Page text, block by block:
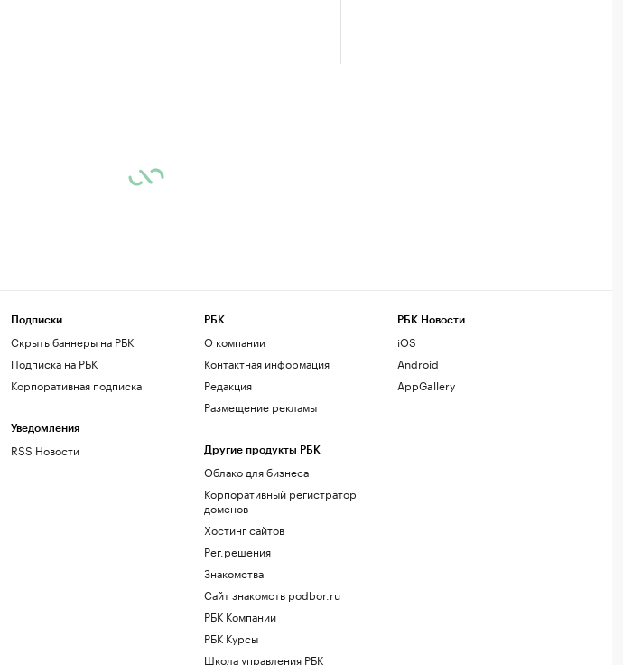
Подписки
Скрыть баннеры на РБК
Подписка на РБК
Корпоративная подписка
Уведомления
RSS Новости
РБК
О компании
Контактная информация
Редакция
Размещение рекламы
Другие продукты РБК
Облако для бизнеса
Корпоративный регистратор
доменов
Хостинг сайтов
Рег.решения
Знакомства
Сайт знакомств podbor.ru
РБК Компании
РБК Курсы
Школа управления РБК
РБК Новости
iOS
Android
AppGallery